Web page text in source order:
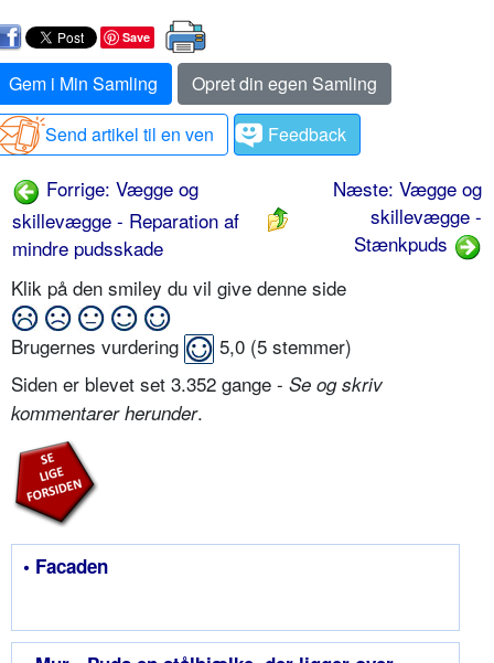
Save
Gem i Min Samling
Opret din egen Samling
Send artikel til en ven
Feedback
Forrige: Vægge og
skillevægge - Reparation af
mindre pudsskade
Næste: Vægge og
skillevægge -
Stænkpuds
Klik på den smiley du vil give denne side
Brugernes vurdering 5,0 (5 stemmer)
Siden er blevet set 3.352 gange - Se og skriv
kommentarer herunder.
• Facaden